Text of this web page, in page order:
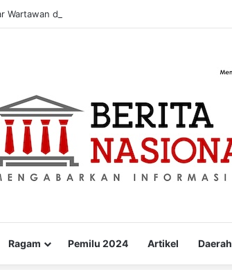
Wartawan dan Instansi
Ragam Pemilu 2024 Artikel Daerah